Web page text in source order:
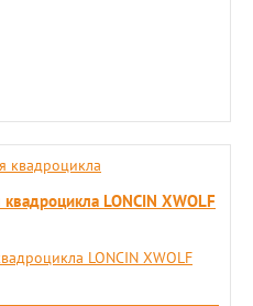
LONCIN XWOLF
LONCIN XWOLF